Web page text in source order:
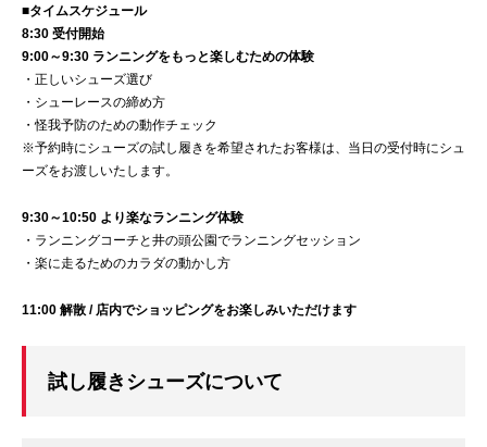
■タイムスケジュール
8:30 受付開始
9:00～9:30 ランニングをもっと楽しむための体験
・正しいシューズ選び
・シューレースの締め方
・怪我予防のための動作チェック
※予約時にシューズの試し履きを希望されたお客様は、当日の受付時にシュ
ーズをお渡しいたします。
9:30～10:50 より楽なランニング体験
・ランニングコーチと井の頭公園でランニングセッション
・楽に走るためのカラダの動かし方
11:00 解散 / 店内でショッピングをお楽しみいただけます
試し履きシューズについて